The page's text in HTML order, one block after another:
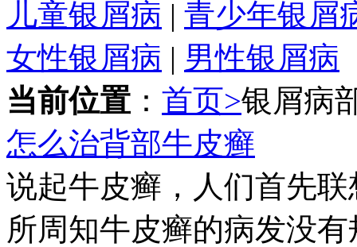
儿童银屑病 | 青少年银屑
女性银屑病 | 男性银屑病
当前位置 ： 首页>银屑病
怎么治背部牛皮癣
说起牛皮癣，人们首先
所周知牛皮癣的病发没